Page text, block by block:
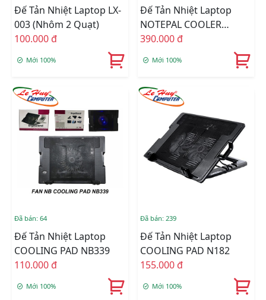
Đế Tản Nhiệt Laptop LX-
003 (Nhôm 2 Quạt)
100.000 đ
Mới 100%
Đế Tản Nhiệt Laptop
NOTEPAL COOLER
MASTER L100
390.000 đ
Mới 100%
Đã bán: 64
Đế Tản Nhiệt Laptop
COOLING PAD NB339
110.000 đ
Mới 100%
Đã bán: 239
Đế Tản Nhiệt Laptop
COOLING PAD N182
155.000 đ
Mới 100%